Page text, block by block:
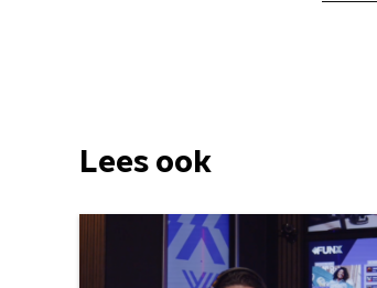
Lees ook